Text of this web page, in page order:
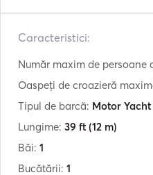
Caracteristici:
Număr maxim de persoane
Oaspeți de croazieră
Tipul de barcă: Motor Yacht
Lungime: 39 ft (12 m)
Băi: 1
Bucătării: 1